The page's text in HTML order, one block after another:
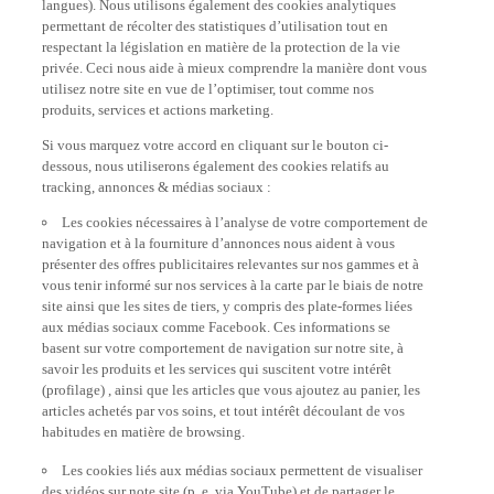
permettant de récolter des statistiques d’utilisation tout en
respectant la législation en matière de la protection de la vie
privée. Ceci nous aide à mieux comprendre la manière dont vous
utilisez notre site en vue de l’optimiser, tout comme nos
produits, services et actions marketing.
dessous, nous utiliserons également des cookies relatifs au
tracking, annonces & médias sociaux :
navigation et à la fourniture d’annonces nous aident à vous
présenter des offres publicitaires relevantes sur nos gammes et à
vous tenir informé sur nos services à la carte par le biais de notre
site ainsi que les sites de tiers, y compris des plate-formes liées
aux médias sociaux comme Facebook. Ces informations se
savoir les produits et les services qui suscitent votre intérêt
(profilage) , ainsi que les articles que vous ajoutez au panier, les
articles achetés par vos soins, et tout intérêt découlant de vos
habitudes en matière de browsing.
des vidéos sur note site (p. e. via YouTube) et de partager le